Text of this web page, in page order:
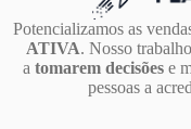
Potencializamos as
ATIVA. Nosso
atomarem decisões e
pessoas a